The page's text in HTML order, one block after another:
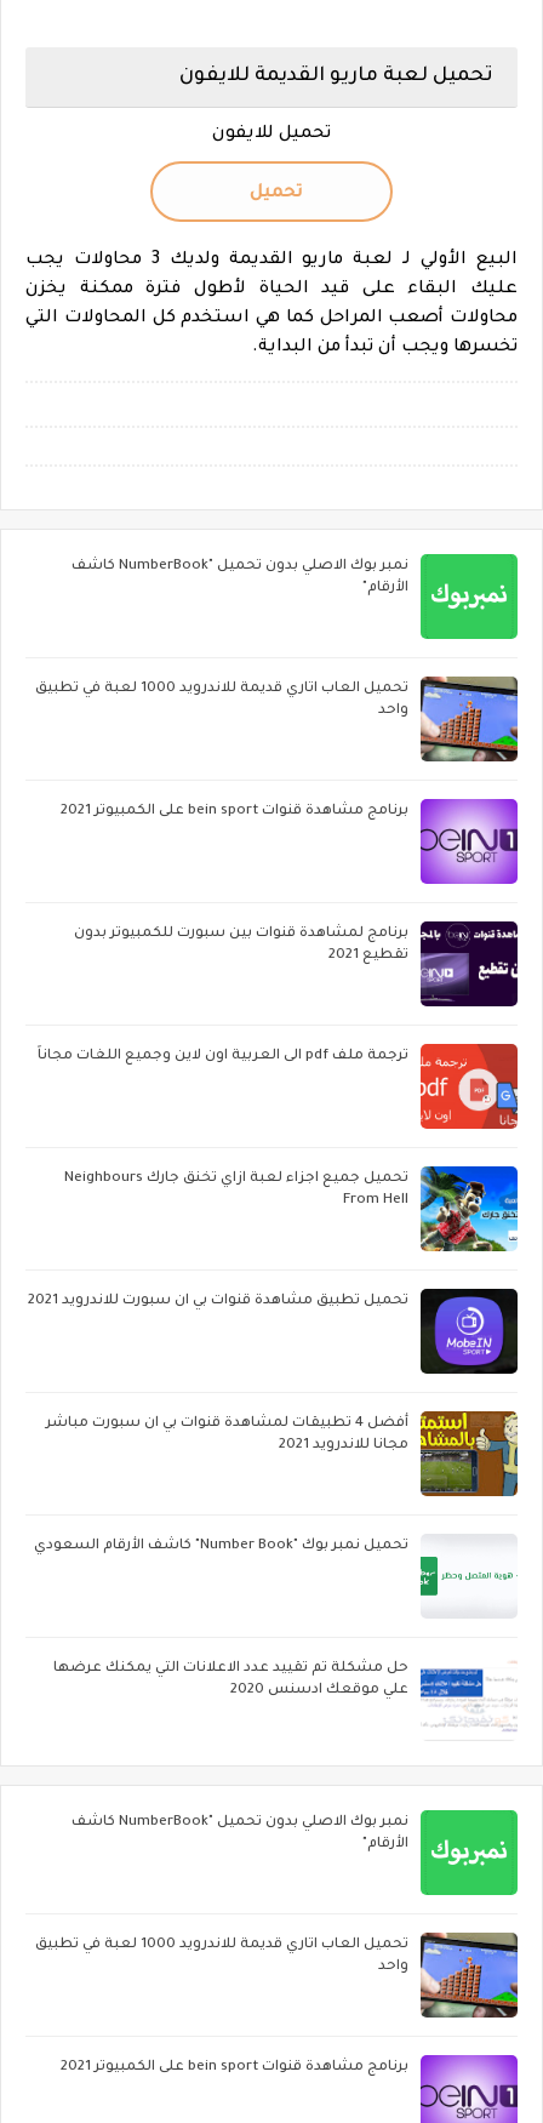
تحميل لعبة ماريو القديمة للايفون
تحميل للايفون
تحميل
البيع الأولي لـ لعبة ماريو القديمة ولديك 3 محاولات يجب
عليك البقاء على قيد الحياة لأطول فترة ممكنة يخزن
محاولات أصعب المراحل كما هي استخدم كل المحاولات التي
تخسرها ويجب أن تبدأ من البداية.
نمبر بوك الاصلي بدون تحميل "NumberBook كاشف
الأرقام"
تحميل العاب اتاري قديمة للاندرويد 1000 لعبة في تطبيق
واحد
برنامج مشاهدة قنوات bein sport على الكمبيوتر 2021
برنامج لمشاهدة قنوات بين سبورت للكمبيوتر بدون
تقطيع 2021
ترجمة ملف pdf الى العربية اون لاين وجميع اللغات مجاناً
تحميل جميع اجزاء لعبة ازاي تخنق جارك Neighbours
From Hell
تحميل تطبيق مشاهدة قنوات بي ان سبورت للاندرويد 2021
أفضل 4 تطبيقات لمشاهدة قنوات بي ان سبورت مباشر
مجانا للاندرويد 2021
تحميل نمبر بوك "Number Book" كاشف الأرقام السعودي
حل مشكلة تم تقييد عدد الاعلانات التي يمكنك عرضها
علي موقعك ادسنس 2020
نمبر بوك الاصلي بدون تحميل "NumberBook كاشف
الأرقام"
تحميل العاب اتاري قديمة للاندرويد 1000 لعبة في تطبيق
واحد
برنامج مشاهدة قنوات bein sport على الكمبيوتر 2021